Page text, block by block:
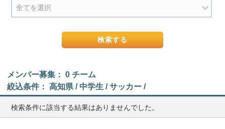
メンバー募集： 0 チーム
絞込条件： 高知県 / 中学生 / サッカー /
検索条件に該当する結果はありませんでした。